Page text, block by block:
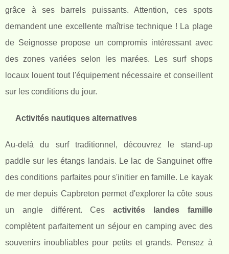
grâce à ses barrels puissants. Attention, ces spots
demandent une excellente maîtrise technique ! La plage
de Seignosse propose un compromis intéressant avec
des zones variées selon les marées. Les surf shops
locaux louent tout l'équipement nécessaire et conseillent
sur les conditions du jour.
Activités nautiques alternatives
Au-delà du surf traditionnel, découvrez le stand-up
paddle sur les étangs landais. Le lac de Sanguinet offre
des conditions parfaites pour s'initier en famille. Le kayak
de mer depuis Capbreton permet d'explorer la côte sous
un angle différent. Cesactivités landes famille
complètent parfaitement un séjour en camping avec des
souvenirs inoubliables pour petits et grands. Pensez à